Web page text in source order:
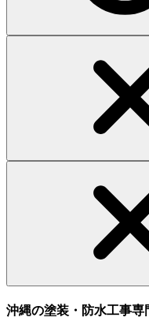
沖縄の塗装・防水工事